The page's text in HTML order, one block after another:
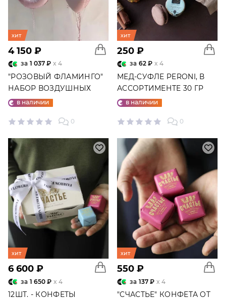
хит
4 150 ₽
за 1 037 ₽ x 4
"РОЗОВЫЙ ФЛАМИНГО"
НАБОР ВОЗДУШНЫХ
ШАРОВ №25
в наличии
0
хит
250 ₽
за 62 ₽ x 4
МЕД-СУФЛЕ PERONI, В
АССОРТИМЕНТЕ 30 ГР
в наличии
0
хит
6 600 ₽
за 1 650 ₽ x 4
12ШТ. - КОНФЕТЫ
хит
550 ₽
за 137 ₽ x 4
"СЧАСТЬЕ" КОНФЕТА ОТ